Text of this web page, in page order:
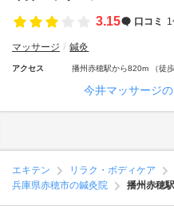
3.15
口コミ
マッサージ 鍼灸
アクセス 播州赤穂駅から820m （徒歩
今井マッサージ
エキテン リラク・ボディケア
兵庫県赤穂市の鍼灸院
播州赤穂